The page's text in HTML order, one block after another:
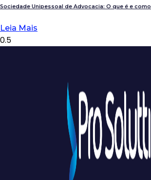
Sociedade Unipessoal de Advocacia: O que é e
Leia Mais